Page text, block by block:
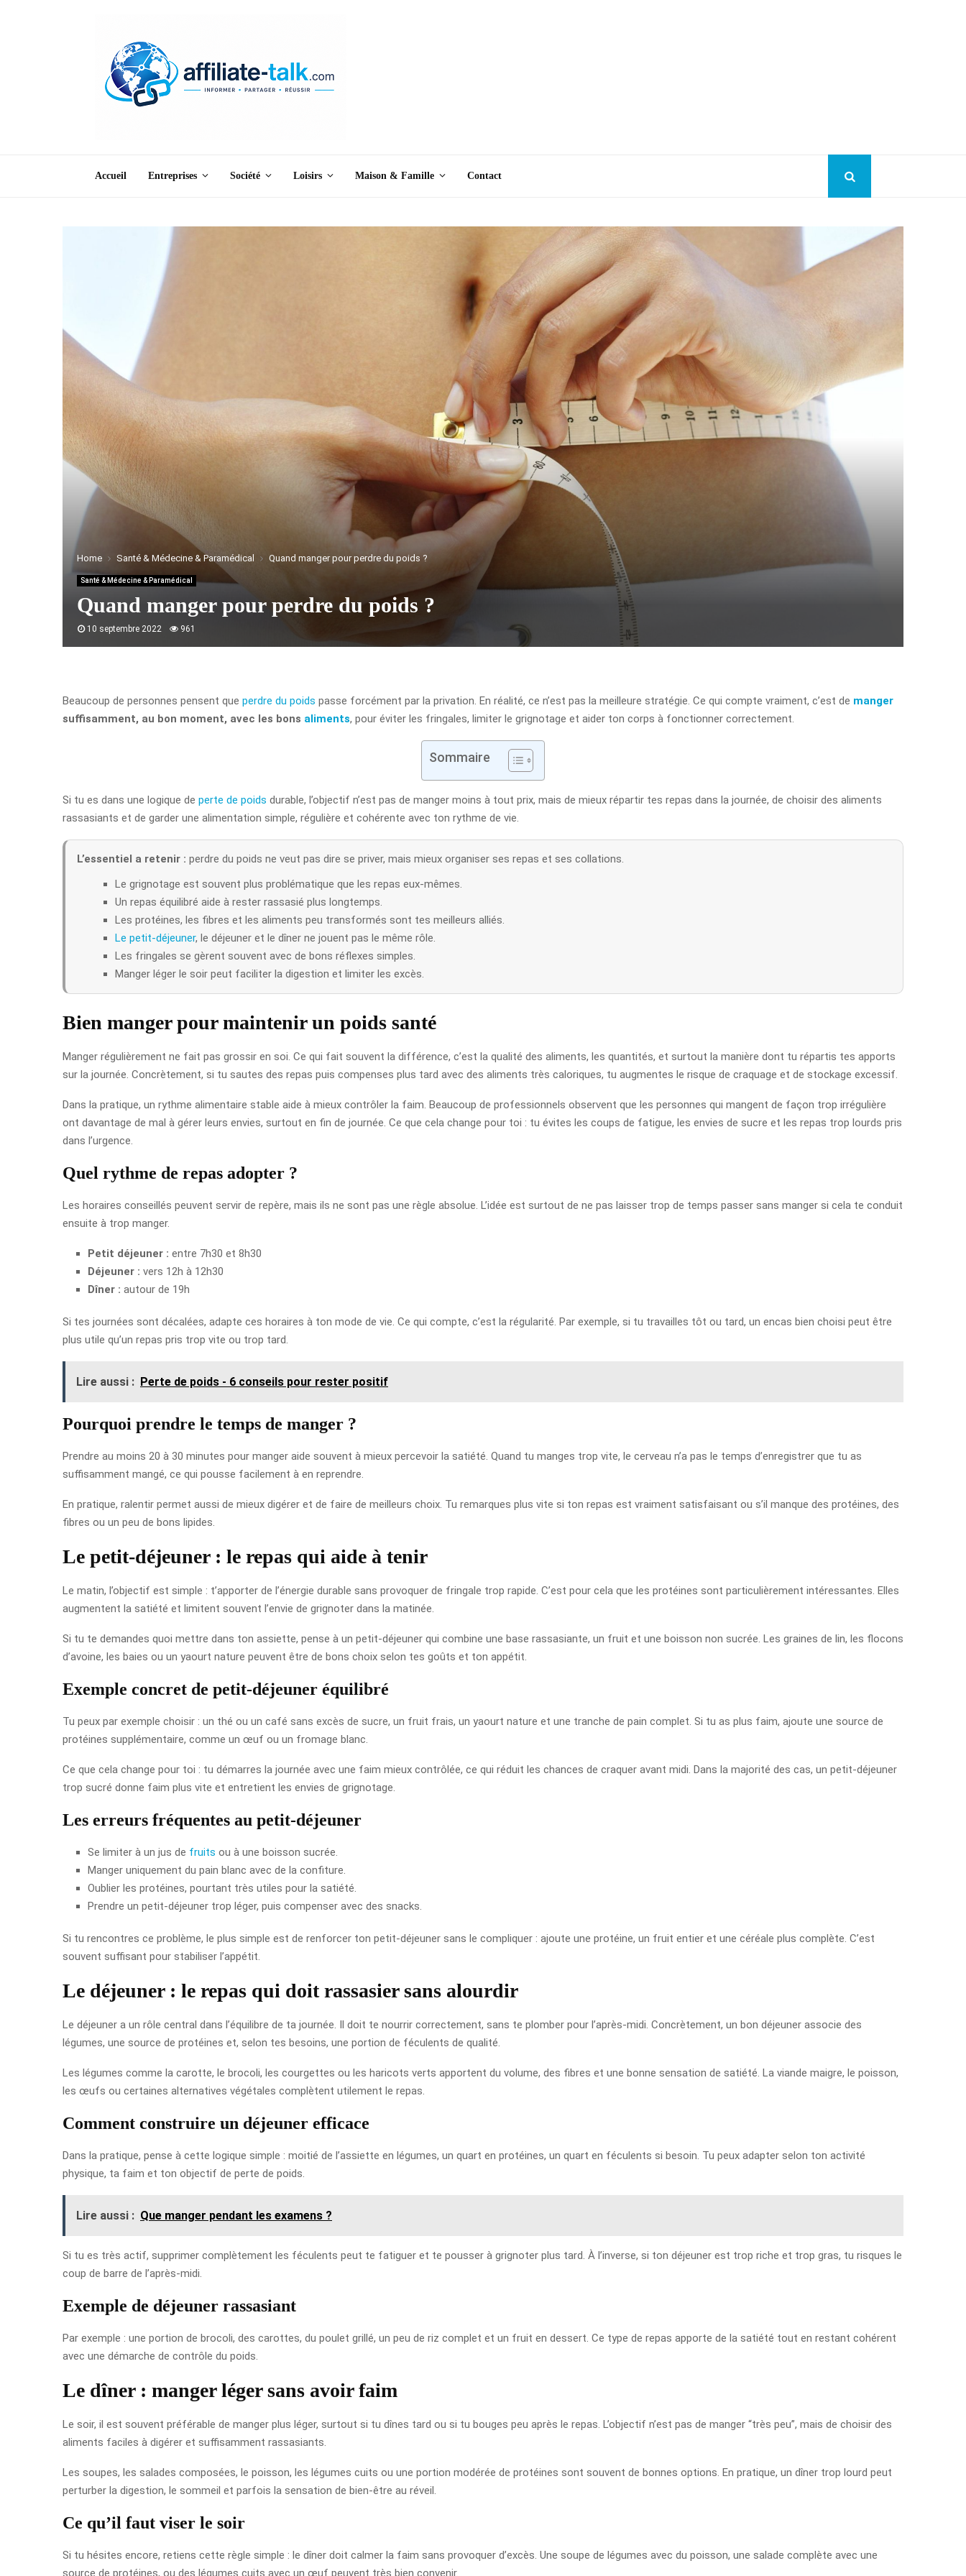
Accueil Entreprises Société Loisirs Maison & Famille Contact
Home Santé & Médecine & Paramédical Quand manger pour perdre du poids ?
Santé & Médecine & Paramédical
Quand manger pour perdre du poids ?
10 septembre 2022 961
Beaucoup de personnes pensent que perdre du poids passe forcément par la privation. En réalité, ce n’est pas la meilleure stratégie. Ce qui compte vraiment, c’est de manger
suffisamment, au bon moment, avec les bons aliments, pour éviter les fringales, limiter le grignotage et aider ton corps à fonctionner correctement.
Sommaire
Si tu es dans une logique de perte de poids durable, l’objectif n’est pas de manger moins à tout prix, mais de mieux répartir tes repas dans la journée, de choisir des aliments
rassasiants et de garder une alimentation simple, régulière et cohérente avec ton rythme de vie.
L’essentiel a retenir : perdre du poids ne veut pas dire se priver, mais mieux organiser ses repas et ses collations.
Le grignotage est souvent plus problématique que les repas eux-mêmes.
Un repas équilibré aide à rester rassasié plus longtemps.
Les protéines, les fibres et les aliments peu transformés sont tes meilleurs alliés.
Le petit-déjeuner, le déjeuner et le dîner ne jouent pas le même rôle.
Les fringales se gèrent souvent avec de bons réflexes simples.
Manger léger le soir peut faciliter la digestion et limiter les excès.
Bien manger pour maintenir un poids santé
Manger régulièrement ne fait pas grossir en soi. Ce qui fait souvent la différence, c’est la qualité des aliments, les quantités, et surtout la manière dont tu répartis tes apports
sur la journée. Concrètement, si tu sautes des repas puis compenses plus tard avec des aliments très caloriques, tu augmentes le risque de craquage et de stockage excessif.
Dans la pratique, un rythme alimentaire stable aide à mieux contrôler la faim. Beaucoup de professionnels observent que les personnes qui mangent de façon trop irrégulière
ont davantage de mal à gérer leurs envies, surtout en fin de journée. Ce que cela change pour toi : tu évites les coups de fatigue, les envies de sucre et les repas trop lourds pris
dans l’urgence.
Quel rythme de repas adopter ?
Les horaires conseillés peuvent servir de repère, mais ils ne sont pas une règle absolue. L’idée est surtout de ne pas laisser trop de temps passer sans manger si cela te conduit
ensuite à trop manger.
Petit déjeuner : entre 7h30 et 8h30
Déjeuner : vers 12h à 12h30
Dîner : autour de 19h
Si tes journées sont décalées, adapte ces horaires à ton mode de vie. Ce qui compte, c’est la régularité. Par exemple, si tu travailles tôt ou tard, un encas bien choisi peut être
plus utile qu’un repas pris trop vite ou trop tard.
Lire aussi : Perte de poids - 6 conseils pour rester positif
Pourquoi prendre le temps de manger ?
Prendre au moins 20 à 30 minutes pour manger aide souvent à mieux percevoir la satiété. Quand tu manges trop vite, le cerveau n’a pas le temps d’enregistrer que tu as
suffisamment mangé, ce qui pousse facilement à en reprendre.
En pratique, ralentir permet aussi de mieux digérer et de faire de meilleurs choix. Tu remarques plus vite si ton repas est vraiment satisfaisant ou s’il manque des protéines, des
fibres ou un peu de bons lipides.
Le petit-déjeuner : le repas qui aide à tenir
Le matin, l’objectif est simple : t’apporter de l’énergie durable sans provoquer de fringale trop rapide. C’est pour cela que les protéines sont particulièrement intéressantes. Elles
augmentent la satiété et limitent souvent l’envie de grignoter dans la matinée.
Si tu te demandes quoi mettre dans ton assiette, pense à un petit-déjeuner qui combine une base rassasiante, un fruit et une boisson non sucrée. Les graines de lin, les flocons
d’avoine, les baies ou un yaourt nature peuvent être de bons choix selon tes goûts et ton appétit.
Exemple concret de petit-déjeuner équilibré
Tu peux par exemple choisir : un thé ou un café sans excès de sucre, un fruit frais, un yaourt nature et une tranche de pain complet. Si tu as plus faim, ajoute une source de
protéines supplémentaire, comme un œuf ou un fromage blanc.
Ce que cela change pour toi : tu démarres la journée avec une faim mieux contrôlée, ce qui réduit les chances de craquer avant midi. Dans la majorité des cas, un petit-déjeuner
trop sucré donne faim plus vite et entretient les envies de grignotage.
Les erreurs fréquentes au petit-déjeuner
Se limiter à un jus de fruits ou à une boisson sucrée.
Manger uniquement du pain blanc avec de la confiture.
Oublier les protéines, pourtant très utiles pour la satiété.
Prendre un petit-déjeuner trop léger, puis compenser avec des snacks.
Si tu rencontres ce problème, le plus simple est de renforcer ton petit-déjeuner sans le compliquer : ajoute une protéine, un fruit entier et une céréale plus complète. C’est
souvent suffisant pour stabiliser l’appétit.
Le déjeuner : le repas qui doit rassasier sans alourdir
Le déjeuner a un rôle central dans l’équilibre de ta journée. Il doit te nourrir correctement, sans te plomber pour l’après-midi. Concrètement, un bon déjeuner associe des
légumes, une source de protéines et, selon tes besoins, une portion de féculents de qualité.
Les légumes comme la carotte, le brocoli, les courgettes ou les haricots verts apportent du volume, des fibres et une bonne sensation de satiété. La viande maigre, le poisson,
les œufs ou certaines alternatives végétales complètent utilement le repas.
Comment construire un déjeuner efficace
Dans la pratique, pense à cette logique simple : moitié de l’assiette en légumes, un quart en protéines, un quart en féculents si besoin. Tu peux adapter selon ton activité
physique, ta faim et ton objectif de perte de poids.
Lire aussi : Que manger pendant les examens ?
Si tu es très actif, supprimer complètement les féculents peut te fatiguer et te pousser à grignoter plus tard. À l’inverse, si ton déjeuner est trop riche et trop gras, tu risques le
coup de barre de l’après-midi.
Exemple de déjeuner rassasiant
Par exemple : une portion de brocoli, des carottes, du poulet grillé, un peu de riz complet et un fruit en dessert. Ce type de repas apporte de la satiété tout en restant cohérent
avec une démarche de contrôle du poids.
Le dîner : manger léger sans avoir faim
Le soir, il est souvent préférable de manger plus léger, surtout si tu dînes tard ou si tu bouges peu après le repas. L’objectif n’est pas de manger “très peu”, mais de choisir des
aliments faciles à digérer et suffisamment rassasiants.
Les soupes, les salades composées, le poisson, les légumes cuits ou une portion modérée de protéines sont souvent de bonnes options. En pratique, un dîner trop lourd peut
perturber la digestion, le sommeil et parfois la sensation de bien-être au réveil.
Ce qu’il faut viser le soir
Si tu hésites encore, retiens cette règle simple : le dîner doit calmer la faim sans provoquer d’excès. Une soupe de légumes avec du poisson, une salade complète avec une
source de protéines, ou des légumes cuits avec un œuf peuvent très bien convenir.